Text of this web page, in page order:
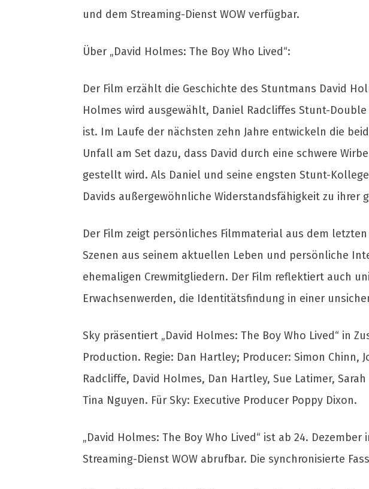
und dem Streaming-Dienst WOW verfügbar.
Über „David Holmes: The Boy Who Lived“:
Der Film erzählt die Geschichte des Stuntmans David
Holmes wird ausgewählt, Daniel Radcliffes Stunt-
ist. Im Laufe der nächsten zehn Jahre entwickeln die
Unfall am Set dazu, dass David durch eine schwere
gestellt wird. Als Daniel und seine engsten Stunt-
Davids außergewöhnliche Widerstandsfähigkeit zu
Der Film zeigt persönliches Filmmaterial aus dem
Szenen aus seinem aktuellen Leben und persönliche
ehemaligen Crewmitgliedern. Der Film reflektiert auch
Erwachsenwerden, die Identitätsfindung in einer
Sky präsentiert „David Holmes: The Boy Who Lived“ in
Production. Regie: Dan Hartley; Producer: Simon Chinn,
Radcliffe, David Holmes, Dan Hartley, Sue Latimer,
Tina Nguyen. Für Sky: Executive Producer Poppy Dixon.
„David Holmes: The Boy Who Lived“ ist ab 24.
Streaming-Dienst WOW abrufbar. Die synchronisierte